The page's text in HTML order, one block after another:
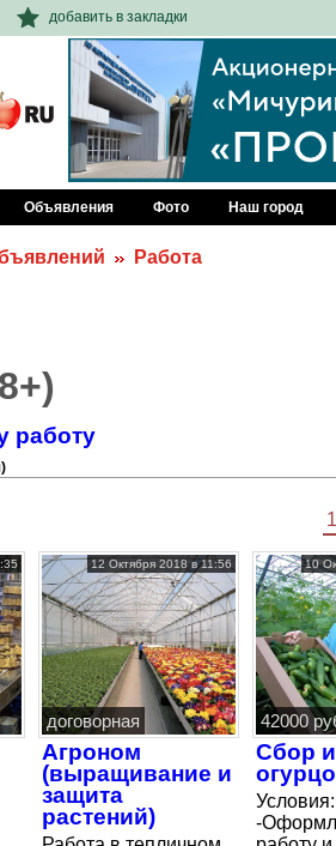
добавить в закладки
Объявления Фото Наш город
Работа
работу
1
12 Октября 2018 в 11:56
договорная
Агроном
(выращивание и
защита
растений)
10
42000
Сбор
Условия:
-